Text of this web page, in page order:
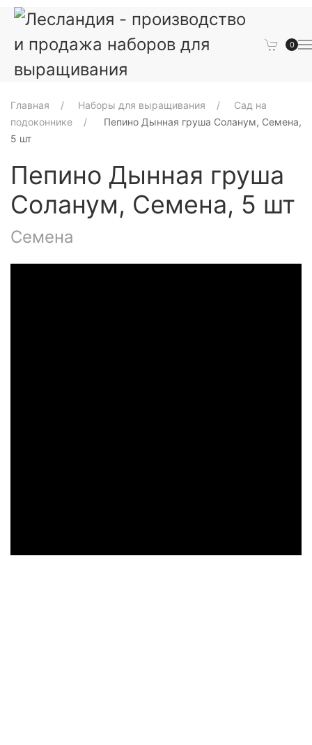
0
Главная Наборы для выращивания
Сад на
подоконнике
Пепино Дынная груша Соланум, Семена,
5 шт
Пепино Дынная груша
Соланум, Семена, 5 шт
Семена